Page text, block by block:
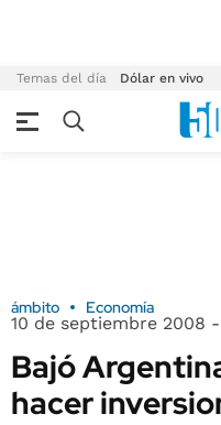
Temas del día Dólar en vivo
ámbito Economía
10 de septiembre 2008
Bajó
hacer